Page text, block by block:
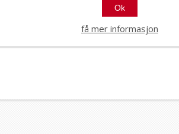
Ok
få mer informasjon